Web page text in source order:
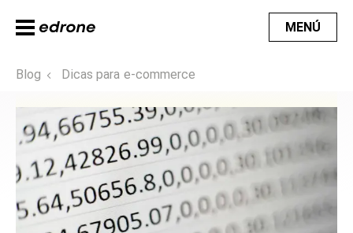
MENÚ
Blog Dicas para e-commerce